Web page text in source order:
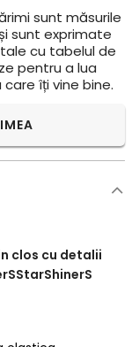
sunt măsurile
sunt exprimate
cu tabelul de
pentru a lua
îți vine bine.
clos cu detalii